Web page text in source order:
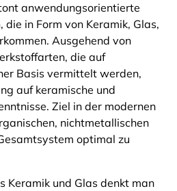
anwendungsorientierte
in Form von Keramik, Glas,
Ausgehend von
die auf
Basis vermittelt werden,
auf keramische und
Ziel in der modernen
nichtmetallischen
optimal zu
Keramik und Glas denkt man